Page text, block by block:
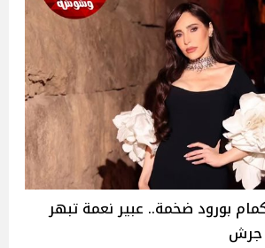
بورود ضخمة.. عبير نعمة تبهر
جرش